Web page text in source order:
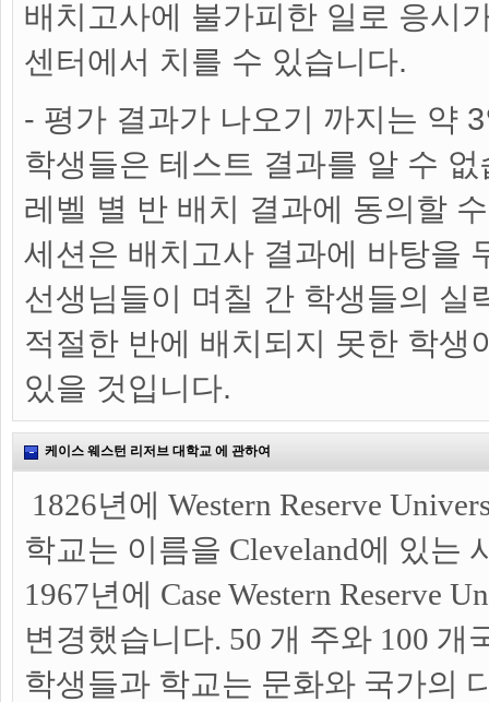
배치고사에 불가피한 일로 응시
센터에서 치를 수 있습니다.
- 평가 결과가 나오기 까지는 약
학생들은 테스트 결과를 알 수
레벨 별 반 배치 결과에 동의할
세션은 배치고사 결과에 바탕을
선생님들이 며칠 간 학생들의 실
적절한 반에 배치되지 못한 학생
있을 것입니다.
케이스 웨스턴 리저브 대학교 에 관하여
1826년에 Western Reserve
학교는 이름을 Cleveland에 있는
1967년에 Case Western Reserve
변경했습니다. 50 개 주와 100 개
학생들과 학교는 문화와 국가의